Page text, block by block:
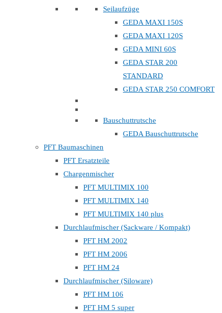
Seilaufzüge
GEDA MAXI 150S
GEDA MAXI 120S
GEDA MINI 60S
GEDA STAR 200
STANDARD
GEDA STAR 250 COMFORT
Bauschuttrutsche
GEDA Bauschuttrutsche
PFT Baumaschinen
PFT Ersatzteile
Chargenmischer
PFT MULTIMIX 100
PFT MULTIMIX 140
PFT MULTIMIX 140 plus
Durchlaufmischer (Sackware / Kompakt)
PFT HM 2002
PFT HM 2006
PFT HM 24
Durchlaufmischer (Siloware)
PFT HM 106
PFT HM 5 super